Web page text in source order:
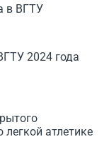
в ВГТУ
2024 года
атлетике